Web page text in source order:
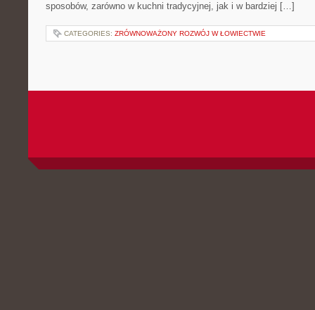
sposobów, zarówno w kuchni tradycyjnej, jak i w bardziej […]
CATEGORIES: ZRÓWNOWAŻONY ROZWÓJ W ŁOWIECTWIE